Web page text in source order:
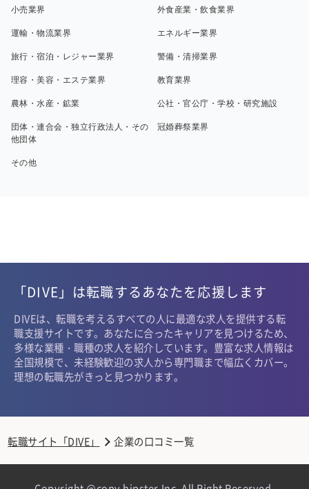
小売業界 外食産業・飲食業界
運輸・物流業界 エネルギー業界
旅行・宿泊・レジャー業界 警備・清掃業界
理容・美容・エステ業界 教育業界
農林・水産・鉱業 公社・官公庁・学校・研究施設
団体・連合会・独立行政法人・その
他団体
冠婚葬祭業界
その他
「DIVE」は転職するあなたを応援します
DIVEは、転職を考えるすべての人に最適な求人を提供する転
職支援サイトです。あなたに合ったキャリアを見つけるため、
多様な業種・職種の求人を紹介しています。豊富な求人情報は
全国規模で、未経験歓迎の求人から専門職まで幅広くカバー。
理想の転職先がきっと見つかります。
転職サイト「DIVE」 企業の口コミ一覧